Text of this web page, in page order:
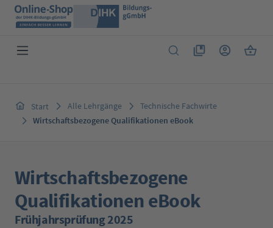
Zum Hauptinhalt springen
Du hast 0 Produkte
Start Alle Lehrgänge
Technische Fachwirte
Wirtschaftsbezogene Qualifikationen eBook
Wirtschaftsbezogene
Qualifikationen eBook
Frühjahrsprüfung 2025